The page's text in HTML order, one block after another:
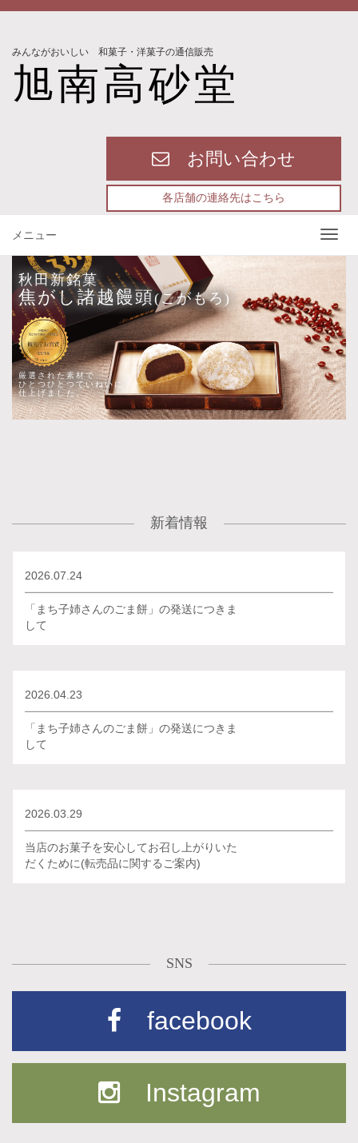
みんながおいしい 和菓子・洋菓子の通信販売
旭南高砂堂
お問い合わせ
各店舗の連絡先はこちら
メニュー
秋田新銘菓
焦がし諸越饅頭(こがもろ)
厳選された素材で、
ひとつひとつていねいに
仕上げました。
新着情報
2026.07.24
「まち子姉さんのごま餅」の発送につきま
して
2026.04.23
「まち子姉さんのごま餅」の発送につきま
して
2026.03.29
当店のお菓子を安心してお召し上がりいた
だくために(転売品に関するご案内)
SNS
facebook
Instagram